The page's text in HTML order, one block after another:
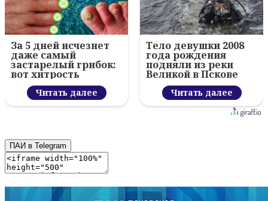
За 5 дней исчезнет
даже самый
застарелый грибок:
вот хитрость
Читать далее
Тело девушки 2008
года рождения
подняли из реки
Великой в Пскове
Читать далее
ПАИ в Telegram